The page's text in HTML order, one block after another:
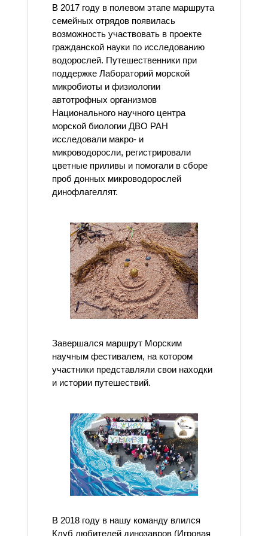
В 2017 году в полевом этапе маршрута
семейных отрядов появилась
возможность участвовать в проекте
гражданской науки по исследованию
водорослей. Путешественники при
поддержке Лабораторий морской
микробиоты и физиологии
автотрофных организмов
Национального научного центра
морской биологии ДВО РАН
исследовали макро- и
микроводоросли, регистрировали
цветные приливы и помогали в сборе
проб донных микроводорослей
динофлагеллят.
Завершался маршрут Морским
научным фестивалем, на котором
участники представляли свои находки
и истории путешествий.
В 2018 году в нашу команду влился
Клуб любителей динозавров (Игровая